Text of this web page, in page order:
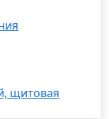
щитовая